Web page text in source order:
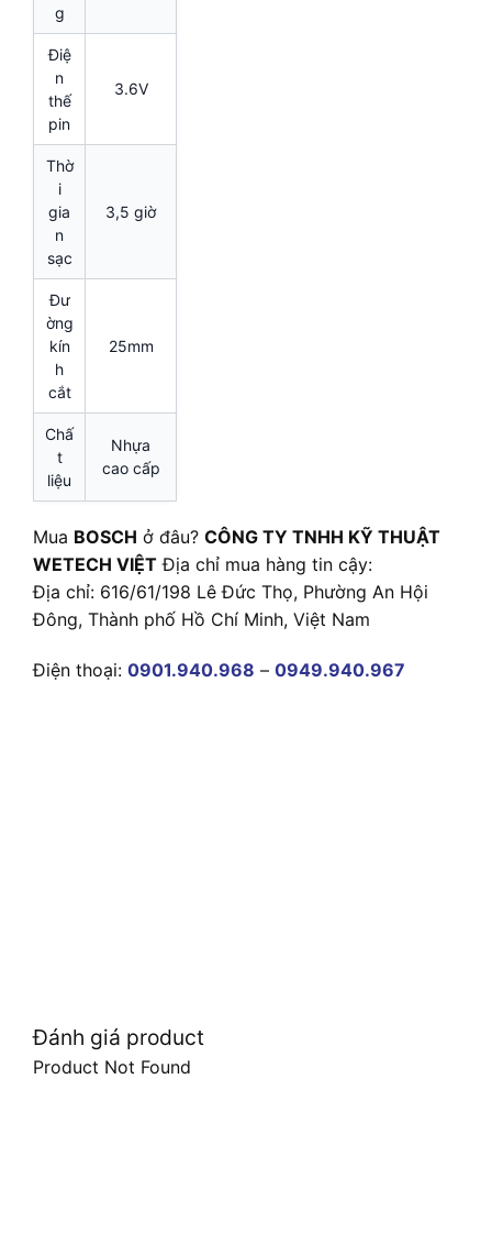
g
Điệ
n
thế
pin
3.6V
Thờ
i
gia
n
sạc
3,5 giờ
Đư
ờng
kín
h
cắt
25mm
Chấ
t
liệu
Nhựa
cao cấp
Mua BOSCH ở đâu? CÔNG TY TNHH KỸ THUẬT
WETECH VIỆT Địa chỉ mua hàng tin cậy:
Địa chỉ: 616/61/198 Lê Đức Thọ, Phường An Hội
Đông, Thành phố Hồ Chí Minh, Việt Nam
Điện thoại: 0901.940.968 – 0949.940.967
Đánh giá product
Product Not Found